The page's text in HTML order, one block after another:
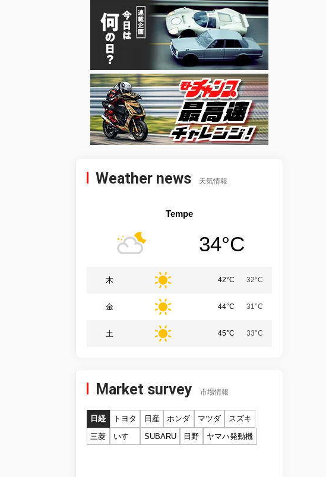
Weather news 天気情報
Tempe
34°C
木 42°C 32°C
金 44°C 31°C
土 45°C 33°C
Market survey 市場情報
日経 トヨタ 日産 ホンダ マツダ
スズキ
三菱
いすゞ SUBARU 日野 ヤマハ発動機